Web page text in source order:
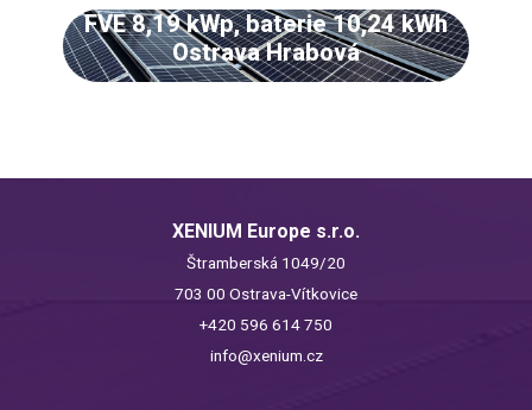
FVE 8,19 kWp, baterie 10,24 kWh
Ostrava Hrabová
XENIUM Europe s.r.o.
Štramberská 1049/20
703 00 Ostrava-Vítkovice
+420 596 614 750
info@xenium.cz